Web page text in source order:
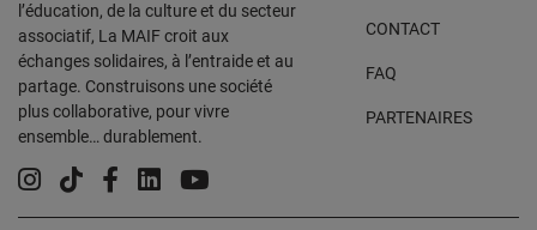
l’éducation, de la culture et du secteur
associatif, La MAIF croit aux
échanges solidaires, à l’entraide et au
partage. Construisons une société
plus collaborative, pour vivre
ensemble… durablement.
CONTACT
FAQ
PARTENAIRES
Instagram
TiktokFacebook
LinkedinYouTube